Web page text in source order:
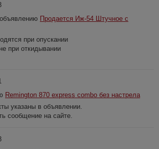
объявлению Продается Иж-54 Штучное с
при опускании
при откидывании
Remington 870 express combo без настрела
указаны в объявлении.
сообщение на сайте.